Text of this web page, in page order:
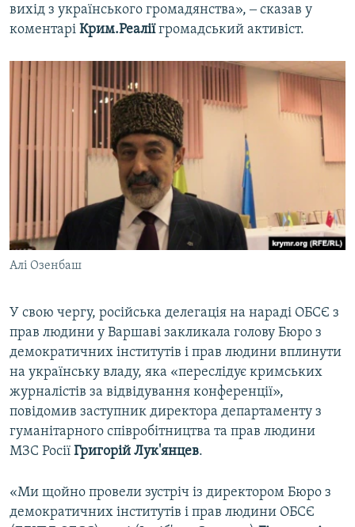
вихід з українського громадянства», ‒ сказав у
коментарі Крим.Реаліїгромадський активіст.
Алі Озенбаш
У свою чергу, російська делегація на нараді ОБСЄ з
прав людини у Варшаві закликала голову Бюро з
демократичних інститутів і прав людини вплинути
на українську владу, яка «переслідує кримських
журналістів за відвідування конференції»,
повідомив заступник директора департаменту з
гуманітарного співробітництва та прав людини
МЗС Росії Григорій Лук'янцев.
«Ми щойно провели зустріч із директором Бюро з
демократичних інститутів і прав людини ОБСЄ